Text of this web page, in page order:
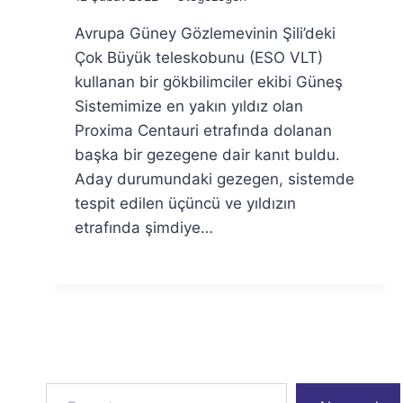
Fuat
Özyar
Avrupa Güney Gözlemevinin Şili’deki
Çok Büyük teleskobunu (ESO VLT)
kullanan bir gökbilimciler ekibi Güneş
Sistemimize en yakın yıldız olan
Proxima Centauri etrafında dolanan
başka bir gezegene dair kanıt buldu.
Aday durumundaki gezegen, sistemde
tespit edilen üçüncü ve yıldızın
etrafında şimdiye…
E-postanızı yazın…